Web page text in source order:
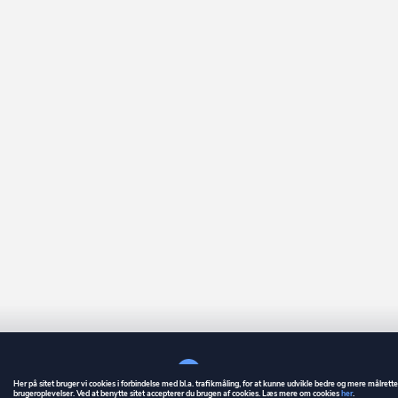
Her på sitet bruger vi cookies i forbindelse med bl.a. trafikmåling, for at kunne udvikle bedre og mere
brugeroplevelser. Ved at benytte sitet accepterer du brugen af cookies. Læs mere om cookiesher.